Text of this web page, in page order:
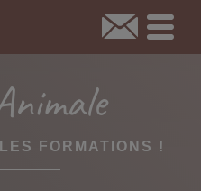
FORMATIONS !